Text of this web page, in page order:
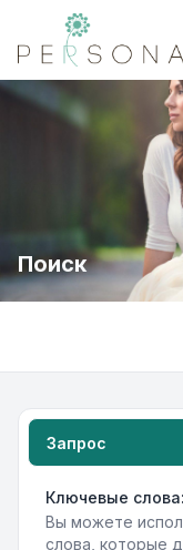
Поиск
Запрос
Ключевые слова:
Вы можете
слова, которые